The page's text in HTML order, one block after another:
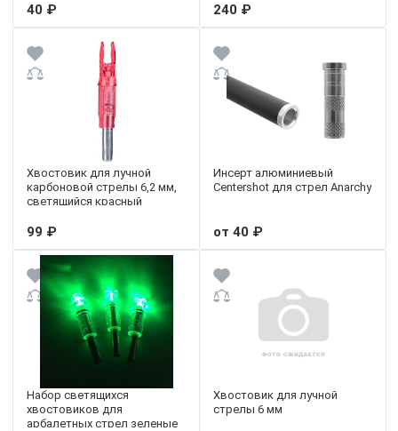
40 ₽ 240 ₽
Хвостовик для лучной
карбоновой стрелы 6,2 мм,
светящийся красный
99 ₽
Инсерт алюминиевый
Centershot для стрел Anarchy
от 40 ₽
Набор светящихся
хвостовиков для
арбалетных стрел зеленые
Хвостовик для лучной
стрелы 6 мм